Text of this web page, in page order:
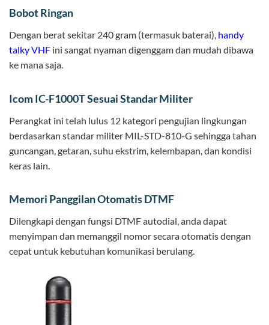
Bobot Ringan
Dengan berat sekitar 240 gram (termasuk baterai), handy
talky VHF ini sangat nyaman digenggam dan mudah dibawa
ke mana saja.
Icom IC-F1000T Sesuai Standar Militer
Perangkat ini telah lulus 12 kategori pengujian lingkungan
berdasarkan standar militer MIL-STD-810-G sehingga tahan
guncangan, getaran, suhu ekstrim, kelembapan, dan kondisi
keras lain.
Memori Panggilan Otomatis DTMF
Dilengkapi dengan fungsi DTMF autodial, anda dapat
menyimpan dan memanggil nomor secara otomatis dengan
cepat untuk kebutuhan komunikasi berulang.